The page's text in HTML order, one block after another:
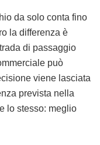
da solo conta fino
la differenza è
di passaggio
può
viene lasciata
prevista nella
lo stesso: meglio